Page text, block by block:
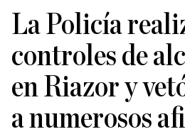
La Policía
controles de
en Riazor y
a numerosos